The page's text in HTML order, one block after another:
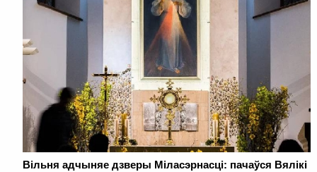
Вільня адчыняе дзверы Міласэрнасці: пачаўся Вялікі